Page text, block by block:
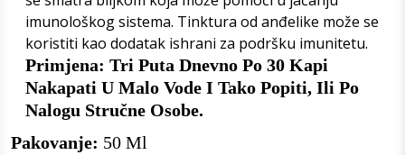
imunološkog sistema. Tinktura od anđelike može se
koristiti kao dodatak ishrani za podršku imunitetu.
Primjena: Tri Puta Dnevno Po 30 Kapi
Nakapati U Malo Vode I Tako Popiti, Ili Po
Nalogu Stručne Osobe.
Pakovanje: 50 Ml